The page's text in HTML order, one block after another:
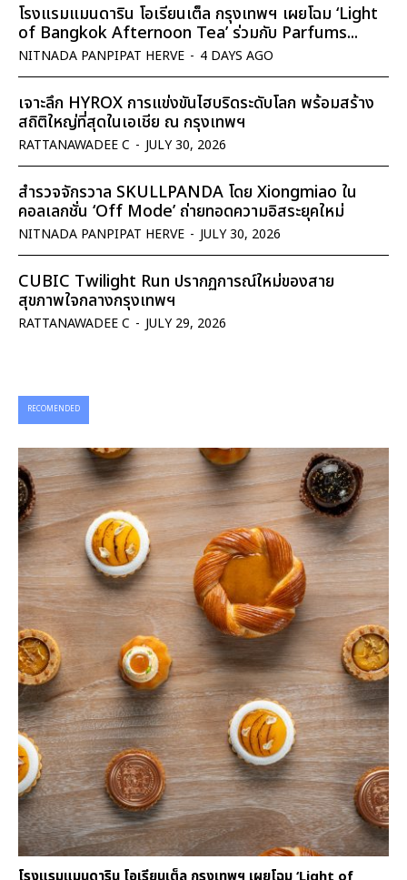
โรงแรมแมนดาริน โอเรียนเต็ล กรุงเทพฯ เผยโฉม ‘Light
of Bangkok Afternoon Tea’ ร่วมกับ Parfums...
NITNADA PANPIPAT HERVE - 4 DAYS AGO
เจาะลึก HYROX การแข่งขันไฮบริดระดับโลก พร้อมสร้าง
สถิติใหญ่ที่สุดในเอเชีย ณ กรุงเทพฯ
RATTANAWADEE C - JULY 30, 2026
สำรวจจักรวาล SKULLPANDA โดย Xiongmiao ใน
คอลเลกชั่น ‘Off Mode’ ถ่ายทอดความอิสระยุคใหม่
NITNADA PANPIPAT HERVE - JULY 30, 2026
CUBIC Twilight Run ปรากฏการณ์ใหม่ของสาย
สุขภาพใจกลางกรุงเทพฯ
RATTANAWADEE C - JULY 29, 2026
RECOMENDED